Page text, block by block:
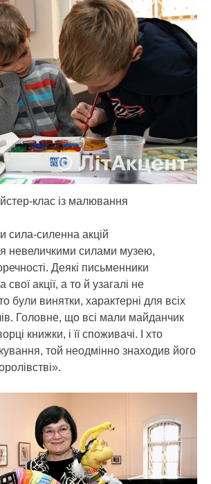
клас із малювання
сила-силенна акцій
невеличкими силами музею,
Деякі письменники
акції, а то й узагалі не
були винятки, характерні для всіх
Головне, що всі мали майданчик
книжки, і її споживачі. І хто
той неодмінно знаходив його